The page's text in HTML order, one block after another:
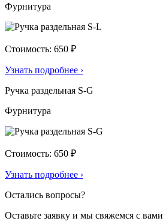
Фурнитура
Стоимость: 650 ₽
Узнать подробнее ›
Ручка раздельная S-G
Фурнитура
Стоимость: 650 ₽
Узнать подробнее ›
Остались вопросы?
Оставьте заявку и мы свяжемся с вами